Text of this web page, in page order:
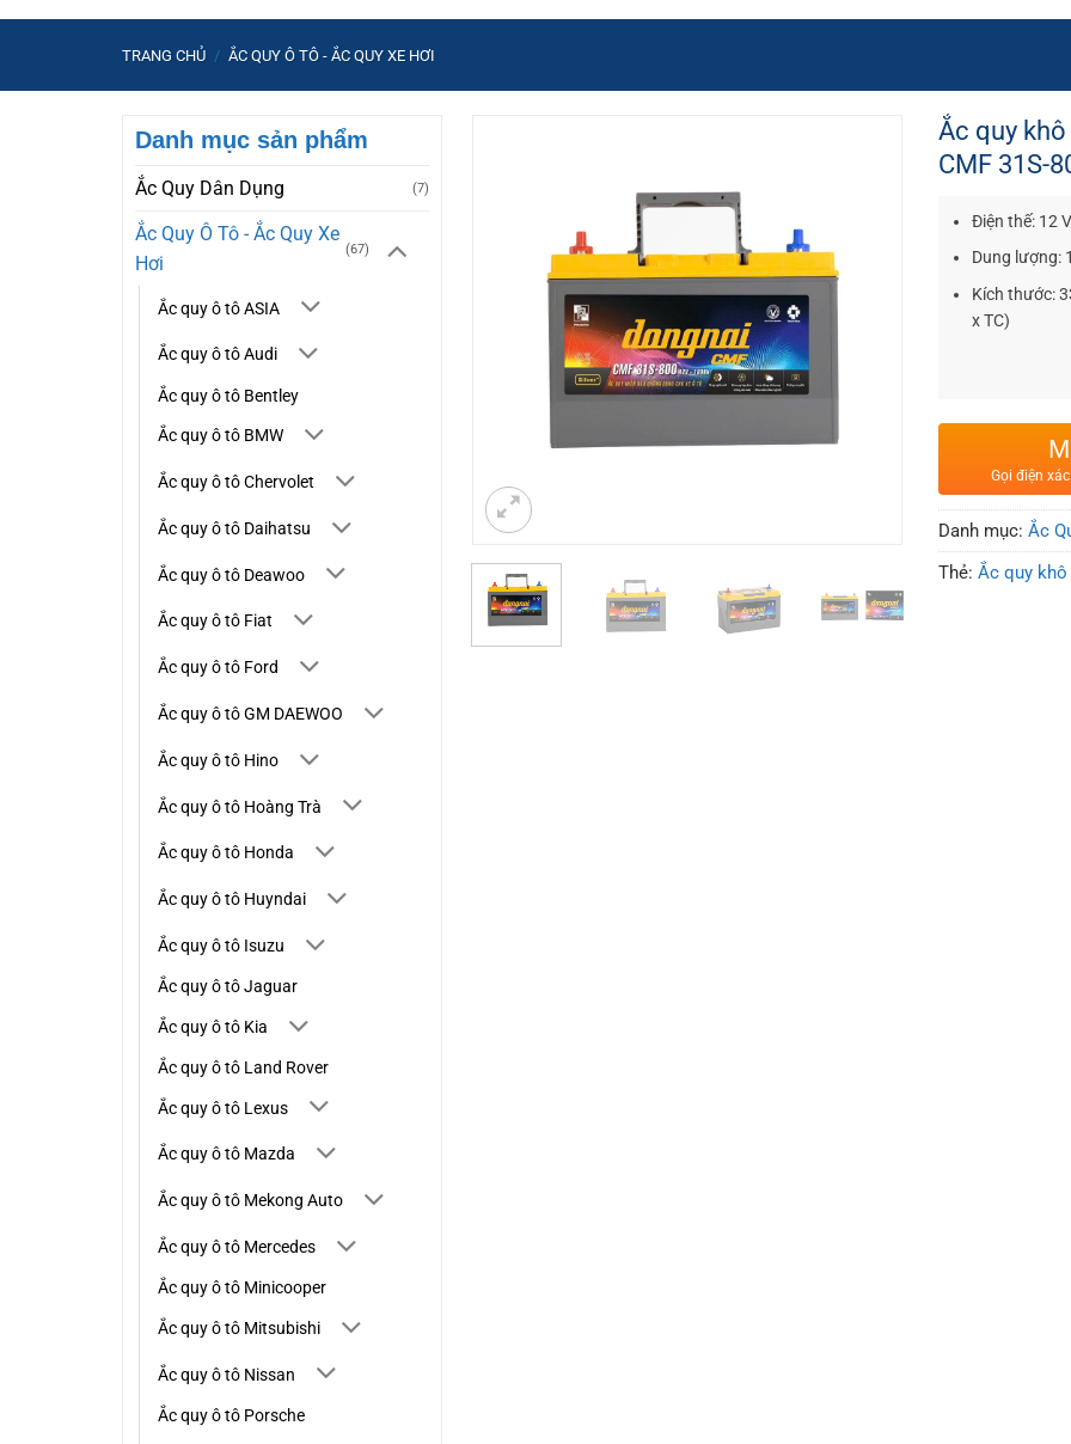
TRANG CHỦ / ẮC QUY Ô TÔ - ẮC QUY XE HƠI
Ắc quy
CMF 31S-
Điện thế: 12 V
Dung lượng:
Kích thước:
x TC)
Gọi điện
Danh mục: Ắc
Thẻ: Ắc quy
Danh mục sản phẩm
Ắc Quy Dân Dụng (7)
Ắc Quy Ô Tô - Ắc Quy Xe
Hơi
(67)
Ắc quy ô tô ASIA
Ắc quy ô tô Audi
Ắc quy ô tô Bentley
Ắc quy ô tô BMW
Ắc quy ô tô Chervolet
Ắc quy ô tô Daihatsu
Ắc quy ô tô Deawoo
Ắc quy ô tô Fiat
Ắc quy ô tô Ford
Ắc quy ô tô GM DAEWOO
Ắc quy ô tô Hino
Ắc quy ô tô Hoàng Trà
Ắc quy ô tô Honda
Ắc quy ô tô Huyndai
Ắc quy ô tô Isuzu
Ắc quy ô tô Jaguar
Ắc quy ô tô Kia
Ắc quy ô tô Land Rover
Ắc quy ô tô Lexus
Ắc quy ô tô Mazda
Ắc quy ô tô Mekong Auto
Ắc quy ô tô Mercedes
Ắc quy ô tô Minicooper
Ắc quy ô tô Mitsubishi
Ắc quy ô tô Nissan
Ắc quy ô tô Porsche